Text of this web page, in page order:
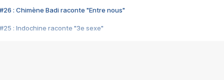
#26 : Chimène Badi raconte "Entre nous"
#25 : Indochine raconte "3e sexe"